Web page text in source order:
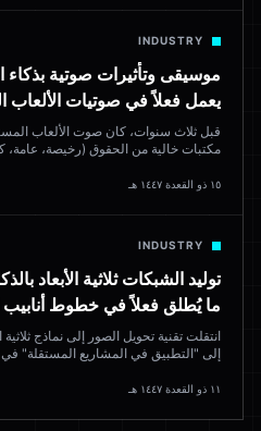
INDUSTRY
يعمل فعلاً في صوتيات الألعاب
قبل ثلاث سنوات، كان صوت الألعاب
مكتبات خالية من الحقوق (رخيصة، عامة،
للنشر. إليك أي الأدوات فعالة — وأين
١٥ ذو القعدة ١٤٤٧ هـ
INDUSTRY
ما يُطلق فعلاً في خطوط أنابيب
انتقلت تقنية تحويل الصور إلى نماذج
إلى "التطبيق في المشاريع المستقلة" في
ثلاثي الأبعاد على النموذج في كل مرة.
١١ ذو القعدة ١٤٤٧ هـ